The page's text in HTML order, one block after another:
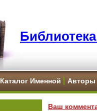
Каталог Именной Авторы
Ваш